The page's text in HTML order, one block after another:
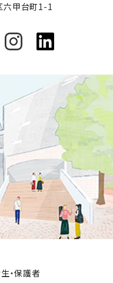
六甲台町1-1
・保護者